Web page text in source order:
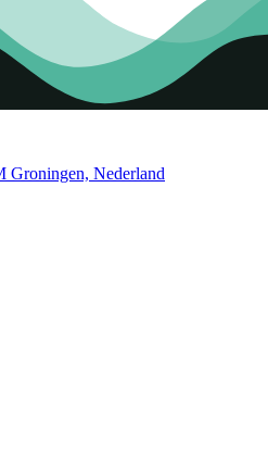
Groningen, Nederland